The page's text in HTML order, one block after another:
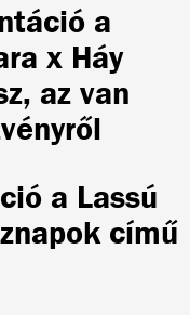
a
x Háy
az van
a Lassú
című